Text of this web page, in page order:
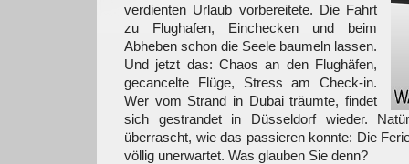
verdienten Urlaub vorbereitete. Die Fahrt
zu Flughafen, Einchecken und beim
Abheben schon die Seele baumeln lassen.
Und jetzt das: Chaos an den Flughäfen,
gecancelte Flüge, Stress am Check-in.
Wer vom Strand in Dubai träumte, findet
sich gestrandet in Düsseldorf wieder.
überrascht, wie das passieren konnte: Die
völlig unerwartet. Was glauben Sie denn?